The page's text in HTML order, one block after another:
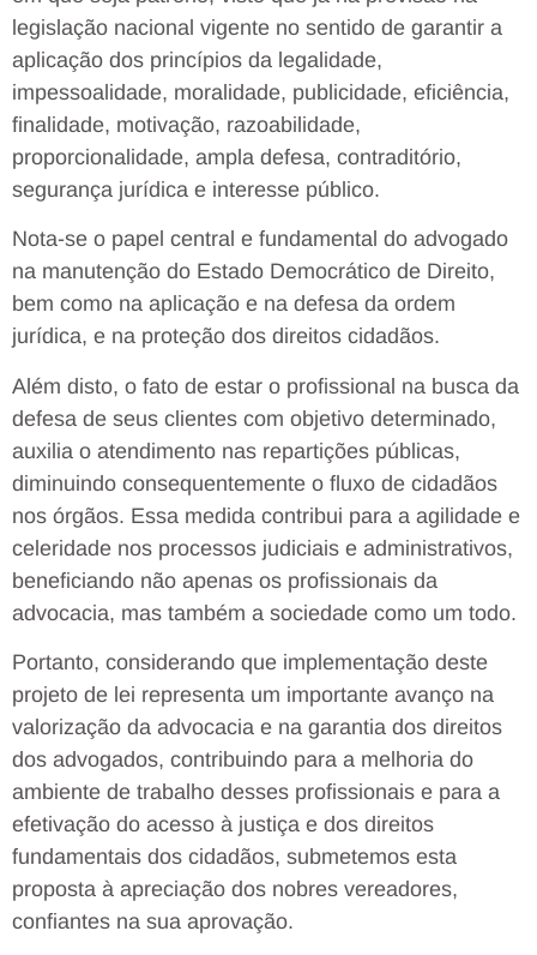
legislação nacional vigente no sentido de garantir a
aplicação dos princípios da legalidade,
impessoalidade, moralidade, publicidade, eficiência,
finalidade, motivação, razoabilidade,
proporcionalidade, ampla defesa, contraditório,
segurança jurídica e interesse público.
Nota-se o papel central e fundamental do advogado
na manutenção do Estado Democrático de Direito,
bem como na aplicação e na defesa da ordem
jurídica, e na proteção dos direitos cidadãos.
Além disto, o fato de estar o profissional na busca da
defesa de seus clientes com objetivo determinado,
auxilia o atendimento nas repartições públicas,
diminuindo consequentemente o fluxo de cidadãos
nos órgãos. Essa medida contribui para a agilidade e
celeridade nos processos judiciais e administrativos,
beneficiando não apenas os profissionais da
advocacia, mas também a sociedade como um todo.
Portanto, considerando que implementação deste
projeto de lei representa um importante avanço na
valorização da advocacia e na garantia dos direitos
dos advogados, contribuindo para a melhoria do
ambiente de trabalho desses profissionais e para a
efetivação do acesso à justiça e dos direitos
fundamentais dos cidadãos, submetemos esta
proposta à apreciação dos nobres vereadores,
confiantes na sua aprovação.